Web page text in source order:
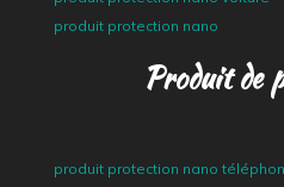
produit protection nano
Produit de
produit protection nano